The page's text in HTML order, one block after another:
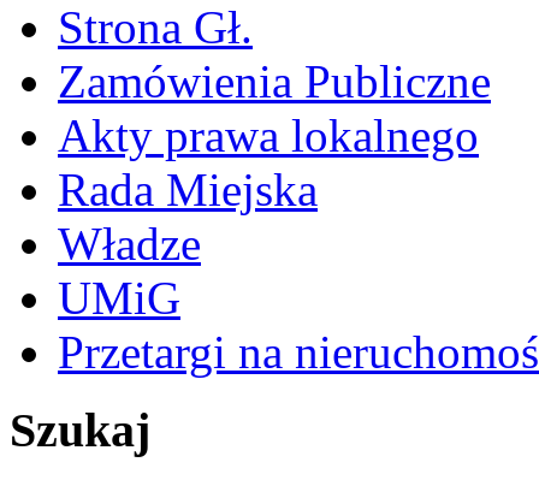
Strona Gł.
Zamówienia Publiczne
Akty prawa lokalnego
Rada Miejska
Władze
UMiG
Przetargi na
Szukaj